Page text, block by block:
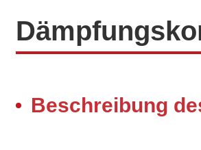
Beschreibung